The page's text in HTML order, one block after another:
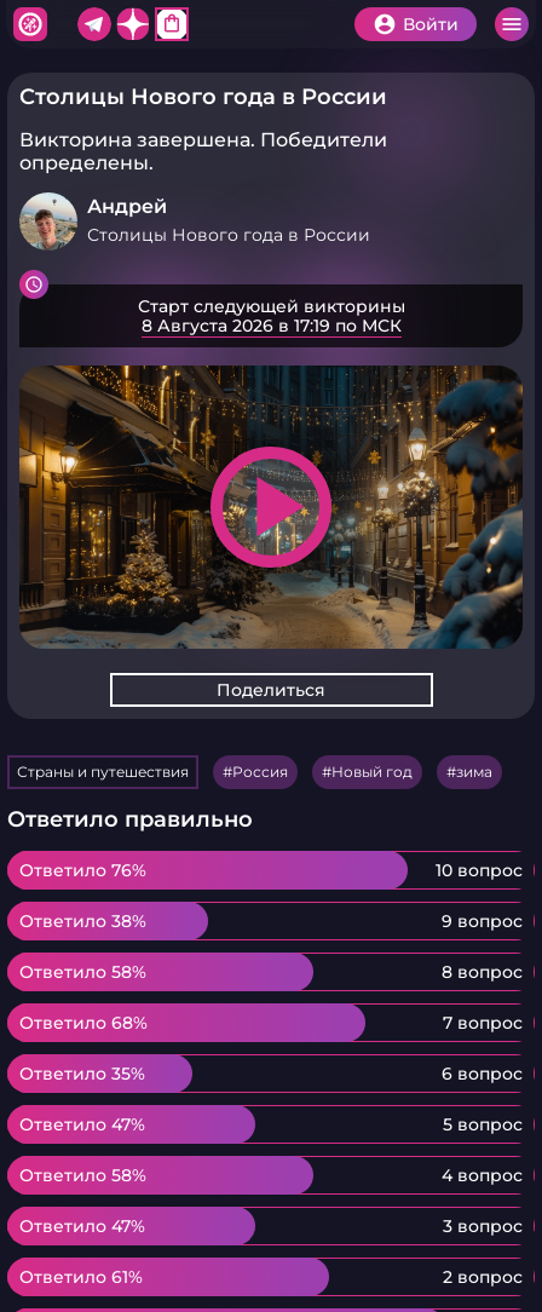
shopping_bag Войти
Столицы Нового года в России
Викторина завершена. Победители
определены.
Андрей
Столицы Нового года в России
Старт следующей викторины
8 Августа 2026 в 17:19 по МСК
play_arrow
Поделиться
Страны и путешествия Россия Новый год зима
Ответило правильно
Ответило 76% 10 вопрос
Ответило 76%
Ответило 38% 9 вопрос
Ответило 38%
Ответило 58% 8 вопрос
Ответило 58%
Ответило 68% 7 вопрос
Ответило 68%
Ответило 35% 6 вопрос
Ответило 35%
Ответило 47% 5 вопрос
Ответило 47%
Ответило 58% 4 вопрос
Ответило 58%
Ответило 47% 3 вопрос
Ответило 47%
Ответило 61% 2 вопрос
Ответило 61%